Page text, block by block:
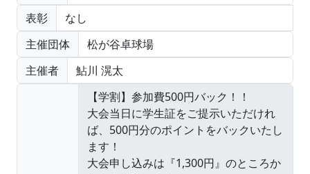
表彰
なし
主催団体
松が谷卓球場
主催者
鮎川 滉太